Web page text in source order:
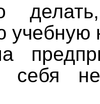
делать,
учебную
себя